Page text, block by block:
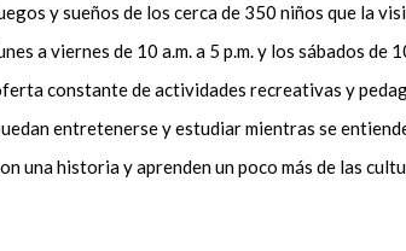
y sueños de los cerca de 350 niños que la
a viernes de 10 a.m. a 5 p.m. y los sábados de
constante de actividades recreativas y
entretenerse y estudiar mientras se
una historia y aprenden un poco más de las